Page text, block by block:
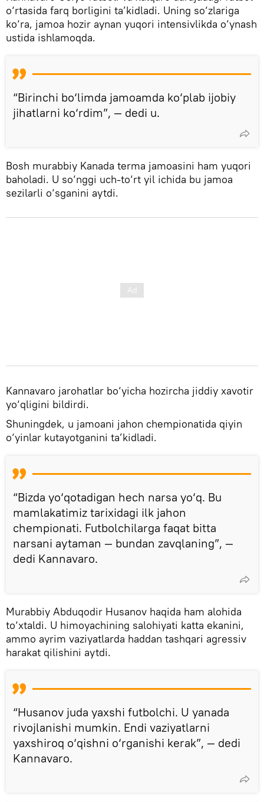
o‘rtasida farq borligini ta’kidladi. Uning so‘zlariga
ko‘ra, jamoa hozir aynan yuqori intensivlikda o‘ynash
ustida ishlamoqda.
“Birinchi bo‘limda jamoamda ko‘plab ijobiy
jihatlarni ko‘rdim”, — dedi u.
Bosh murabbiy Kanada terma jamoasini ham yuqori
baholadi. U so‘nggi uch-to‘rt yil ichida bu jamoa
sezilarli o‘sganini aytdi.
Kannavaro jarohatlar bo‘yicha hozircha jiddiy xavotir
yo‘qligini bildirdi.
Shuningdek, u jamoani jahon chempionatida qiyin
o‘yinlar kutayotganini ta’kidladi.
“Bizda yo‘qotadigan hech narsa yo‘q. Bu
mamlakatimiz tarixidagi ilk jahon
chempionati. Futbolchilarga faqat bitta
narsani aytaman — bundan zavqlaning”, —
dedi Kannavaro.
Murabbiy Abduqodir Husanov haqida ham alohida
to‘xtaldi. U himoyachining salohiyati katta ekanini,
ammo ayrim vaziyatlarda haddan tashqari agressiv
harakat qilishini aytdi.
“Husanov juda yaxshi futbolchi. U yanada
rivojlanishi mumkin. Endi vaziyatlarni
yaxshiroq o‘qishni o‘rganishi kerak”, — dedi
Kannavaro.